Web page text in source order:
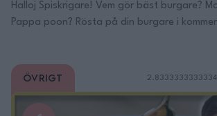
Halloj Spiskrigare! Vem gör bäst burgare?
Pappa poon? Rösta på din burgare i
https://www.instagram.com/filippoon/ För
______________________________ MIN
Övrigt